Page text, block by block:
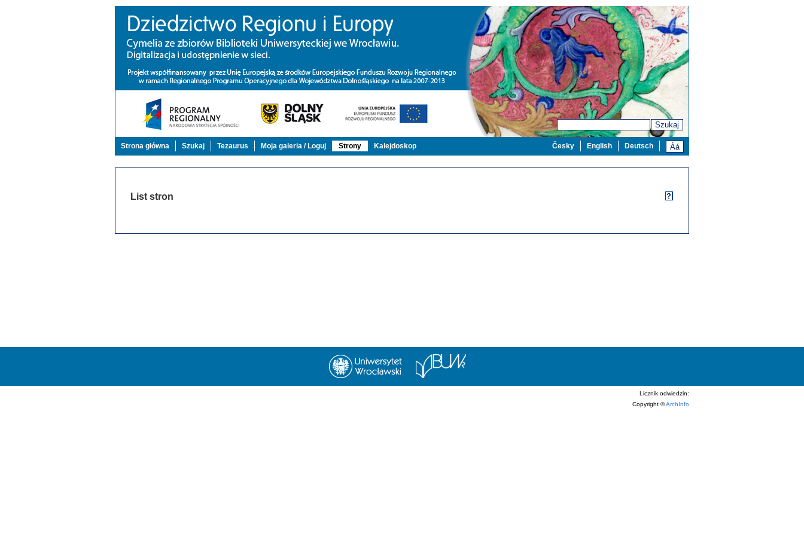
Szukaj
Strona główna Szukaj Tezaurus Moja galeria / Loguj Strony Kalejdoskop Deutsch
English
Česky
List stron
Licznik odwiedzin:
Copyright ©ArchInfo